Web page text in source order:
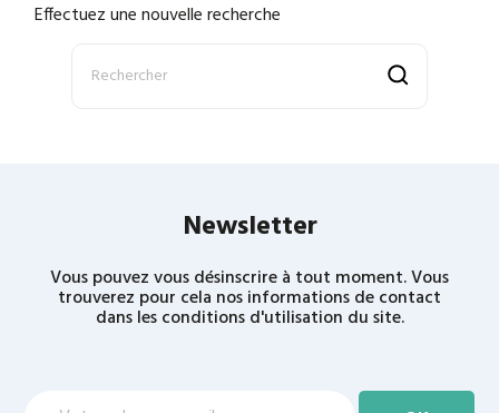
Effectuez une nouvelle recherche
Newsletter
Vous pouvez vous désinscrire à tout moment. Vous
trouverez pour cela nos informations de contact
dans les conditions d'utilisation du site.